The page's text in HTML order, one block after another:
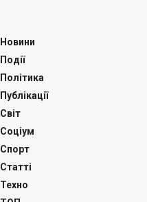
Новини
Події
Політика
Публікації
Світ
Соціум
Спорт
Статті
Техно